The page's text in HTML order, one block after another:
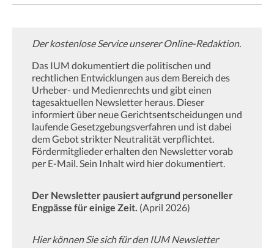
Der kostenlose Service unserer Online-Redaktion.
Das IUM dokumentiert die politischen und
rechtlichen Entwicklungen aus dem Bereich des
Urheber- und Medienrechts und gibt einen
tagesaktuellen Newsletter heraus. Dieser
informiert über neue Gerichtsentscheidungen und
laufende Gesetzgebungsverfahren und ist dabei
dem Gebot strikter Neutralität verpflichtet.
Fördermitglieder erhalten den Newsletter vorab
per E-Mail. Sein Inhalt wird hier dokumentiert.
Der Newsletter pausiert aufgrund personeller
Engpässe für einige Zeit. (April 2026)
Hier können Sie sich für den IUM Newsletter